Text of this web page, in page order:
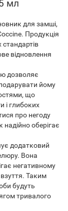
мл
для замші,
Продукція
відновлення
дозволяє
йому
що
і глибоких
про негоду
оберігає
додатковий
Вона
негативному
Таким
будуть
тривалого